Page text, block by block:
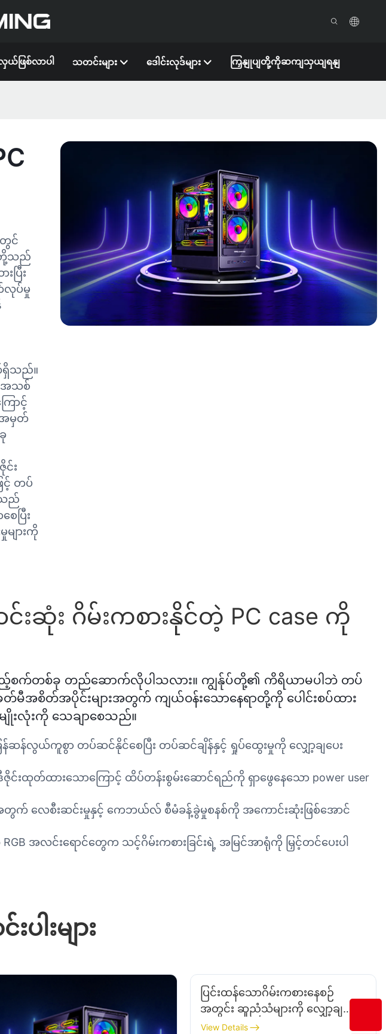
ယ်ဖြစ်လာပါ သတင်းများ ဒေါင်းလုဒ်များ ကြှနျုပျတို့ကိုဆကျသှယျရနျ
င်
တို့သည်
ပြီး
လုပ်မှု
ရှိသည်။
အသစ်
ောင့်
အမှတ်
း
င့် တပ်
သည်
ပြီး
ျားကို
း ဂိမ်းကစားနိုင်တဲ့ PC case ကို
သည့်စက်တစ်ခု တည်ဆောက်လိုပါသလား။ ကျွန်ုပ်တို့၏ ကိရိယာမပါဘဲ တပ်
စိတ်အပိုင်းများအတွက် ကျယ်ဝန်းသောနေရာတို့ကို ပေါင်းစပ်ထား
မျိုးလုံးကို သေချာစေသည်။
လွယ်ကူစွာ တပ်ဆင်နိုင်စေပြီး တပ်ဆင်ချိန်နှင့် ရှုပ်ထွေးမှုကို လျှော့ချပေး
ဒီဇိုင်းထုတ်ထားသောကြောင့် ထိပ်တန်းစွမ်းဆောင်ရည်ကို ရှာဖွေနေသော power user
က် လေစီးဆင်းမှုနှင့် ကေဘယ်လ် စီမံခန့်ခွဲမှုစနစ်ကို အကောင်းဆုံးဖြစ်အောင်
အလင်းရောင်တွေက သင့်ဂိမ်းကစားခြင်းရဲ့ အမြင်အာရုံကို မြှင့်တင်ပေးပါ
ါးများ
ပြင်းထန်သောဂိမ်းကစားနေစဉ်
အတွင်း ဆူညံသံများကို လျှော့ချပေး
သည့် Gaming PC Case ကို မည်သို့
View Details